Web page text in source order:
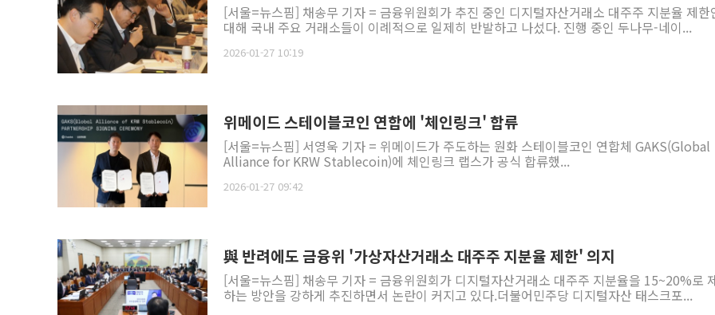
[서울=뉴스핌] 채송무 기자 = 금융위원회가 추진 중인 디지털자산거래소 대주주 지분율 제한
대해 국내 주요 거래소들이 이례적으로 일제히 반발하고 나섰다. 진행 중인 두나무-네이...
2026-01-27 10:19
위메이드 스테이블코인 연합에 '체인링크' 합류
[서울=뉴스핌] 서영욱 기자 = 위메이드가 주도하는 원화 스테이블코인 연합체 GAKS(Global
Alliance for KRW Stablecoin)에 체인링크 랩스가 공식 합류했...
2026-01-27 09:42
與 반려에도 금융위 '가상자산거래소 대주주 지분율 제한' 의지
[서울=뉴스핌] 채송무 기자 = 금융위원회가 디지털자산거래소 대주주 지분율을 15~20%로
하는 방안을 강하게 추진하면서 논란이 커지고 있다.더불어민주당 디지털자산 태스크포...